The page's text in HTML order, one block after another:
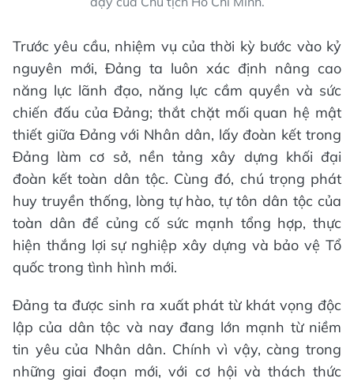
Trước yêu cầu, nhiệm vụ của thời kỳ bước vào kỷ
nguyên mới, Đảng ta luôn xác định nâng cao
năng lực lãnh đạo, năng lực cầm quyền và sức
chiến đấu của Đảng; thắt chặt mối quan hệ mật
thiết giữa Đảng với Nhân dân, lấy đoàn kết trong
Đảng làm cơ sở, nền tảng xây dựng khối đại
đoàn kết toàn dân tộc. Cùng đó, chú trọng phát
huy truyền thống, lòng tự hào, tự tôn dân tộc của
toàn dân để củng cố sức mạnh tổng hợp, thực
hiện thắng lợi sự nghiệp xây dựng và bảo vệ Tổ
quốc trong tình hình mới.
Đảng ta được sinh ra xuất phát từ khát vọng độc
lập của dân tộc và nay đang lớn mạnh từ niềm
tin yêu của Nhân dân. Chính vì vậy, càng trong
những giai đoạn mới, với cơ hội và thách thức